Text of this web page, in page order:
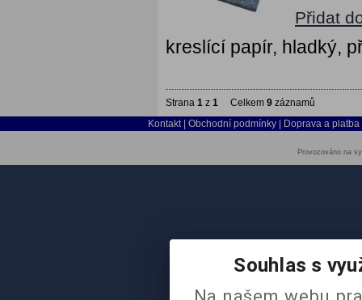
Přidat
kreslící papír, hladký,
Strana 1 z 1 Celkem 9 záznamů
Kontakt
Obchodní podmínky Doprava a platba
Provozováno na
Souhlas s
Na našem webu